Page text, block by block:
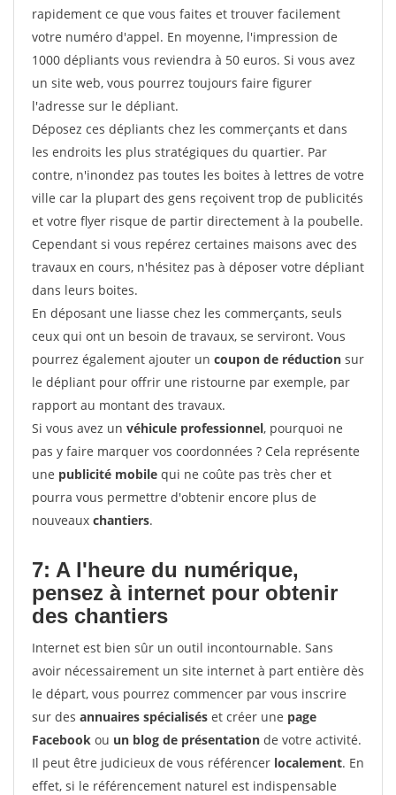
rapidement ce que vous faites et trouver facilement
votre numéro d'appel. En moyenne, l'impression de
1000 dépliants vous reviendra à 50 euros. Si vous avez
un site web, vous pourrez toujours faire figurer
l'adresse sur le dépliant.
Déposez ces dépliants chez les commerçants et dans
les endroits les plus stratégiques du quartier. Par
contre, n'inondez pas toutes les boites à lettres de votre
ville car la plupart des gens reçoivent trop de publicités
et votre flyer risque de partir directement à la poubelle.
Cependant si vous repérez certaines maisons avec des
travaux en cours, n'hésitez pas à déposer votre dépliant
dans leurs boites.
En déposant une liasse chez les commerçants, seuls
ceux qui ont un besoin de travaux, se serviront. Vous
pourrez également ajouter un coupon de réduction sur
le dépliant pour offrir une ristourne par exemple, par
rapport au montant des travaux.
Si vous avez un véhicule professionnel, pourquoi ne
pas y faire marquer vos coordonnées ? Cela représente
une publicité mobile qui ne coûte pas très cher et
pourra vous permettre d'obtenir encore plus de
nouveaux chantiers.
7: A l'heure du numérique,
pensez à internet pour obtenir
des chantiers
Internet est bien sûr un outil incontournable. Sans
avoir nécessairement un site internet à part entière dès
le départ, vous pourrez commencer par vous inscrire
sur des annuaires spécialisés et créer une page
Facebook ou un blog de présentation de votre activité.
Il peut être judicieux de vous référencer localement. En
effet, si le référencement naturel est indispensable